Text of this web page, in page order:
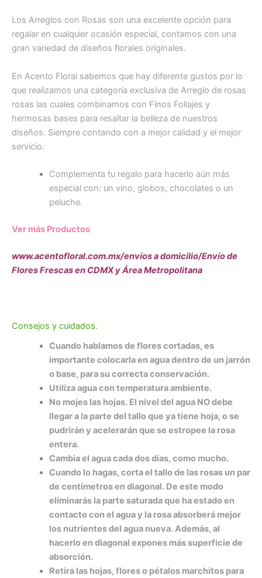
Los Arreglos con Rosas son una excelente opción para
regalar en cualquier ocasión especial, contamos con una
gran variedad de diseños florales originales.
En Acento Floral sabemos que hay diferente gustos por lo
que realizamos una categoría exclusiva de Arreglo de rosas
rosas las cuales combinamos con Finos Follajes y
hermosas bases para resaltar la belleza de nuestros
diseños. Siempre contando con a mejor calidad y el mejor
servicio.
Complementa tu regalo para hacerlo aún más
especial con: un vino, globos, chocolates o un
peluche.
Ver más Productos
www.acentofloral.com.mx/envíos a domicilio/Envío de
Flores Frescas en CDMX y Área Metropolitana
Consejos y cuidados.
Cuando hablamos de flores cortadas, es
importante colocarla en agua dentro de un jarrón
o base, para su correcta conservación.
Utiliza agua con temperatura ambiente.
No mojes las hojas. El nivel del agua NO debe
llegar a la parte del tallo que ya tiene hoja, o se
pudrirán y acelerarán que se estropee la rosa
entera.
Cambia el agua cada dos días, como mucho.
Cuando lo hagas, corta el tallo de las rosas un par
de centímetros en diagonal. De este modo
eliminarás la parte saturada que ha estado en
contacto con el agua y la rosa absorberá mejor
los nutrientes del agua nueva. Además, al
hacerlo en diagonal expones más superficie de
absorción.
Retira las hojas, flores o pétalos marchitos para